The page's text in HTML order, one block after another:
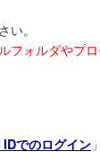
い。
フォルダやプ
でのログイン